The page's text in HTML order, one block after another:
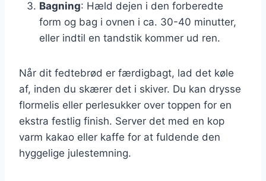
Bagning: Hæld dejen i den forberedte
form og bag i ovnen i ca. 30-40 minutter,
eller indtil en tandstik kommer ud ren.
Når dit fedtebrød er færdigbagt, lad det køle
af, inden du skærer det i skiver. Du kan drysse
flormelis eller perlesukker over toppen for en
ekstra festlig finish. Server det med en kop
varm kakao eller kaffe for at fuldende den
hyggelige julestemning.